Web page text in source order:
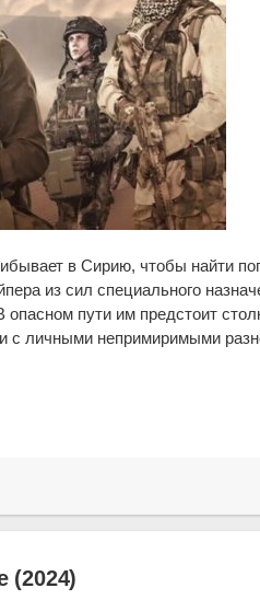
в Сирию, чтобы найти
из сил специального
пути им предстоит
с личными непримиримыми
(2024)